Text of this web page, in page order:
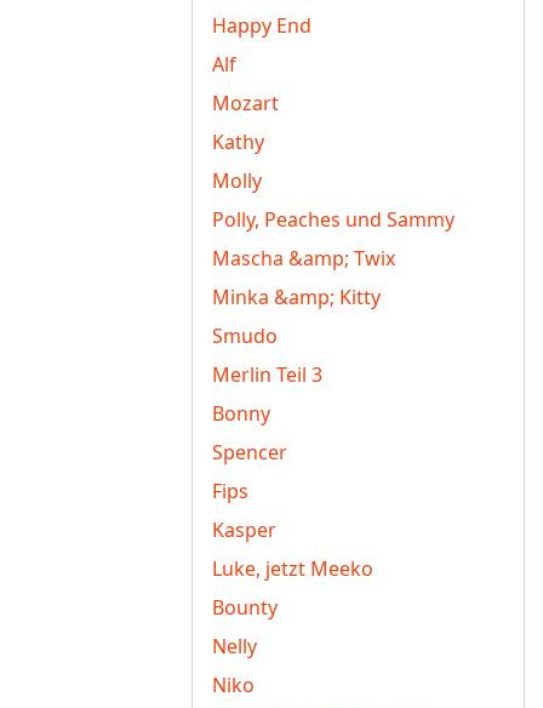
Happy End
Alf
Mozart
Kathy
Molly
Polly, Peaches und Sammy
Mascha &amp; Twix
Minka &amp; Kitty
Smudo
Merlin Teil 3
Bonny
Spencer
Fips
Kasper
Luke, jetzt Meeko
Bounty
Nelly
Niko